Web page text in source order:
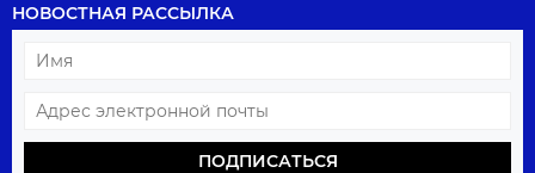
НОВОСТНАЯ РАССЫЛКА
ПОДПИСАТЬСЯ